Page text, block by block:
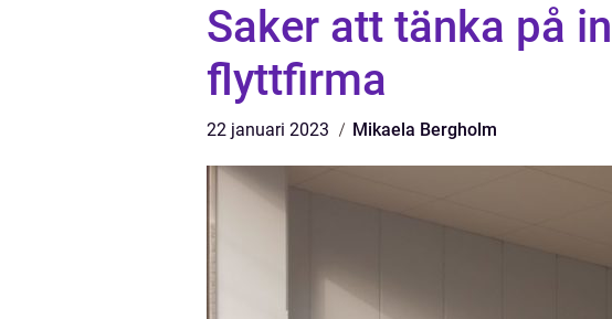
Saker att tänka på
flyttfirma
22 januari 2023 Mikaela Bergholm